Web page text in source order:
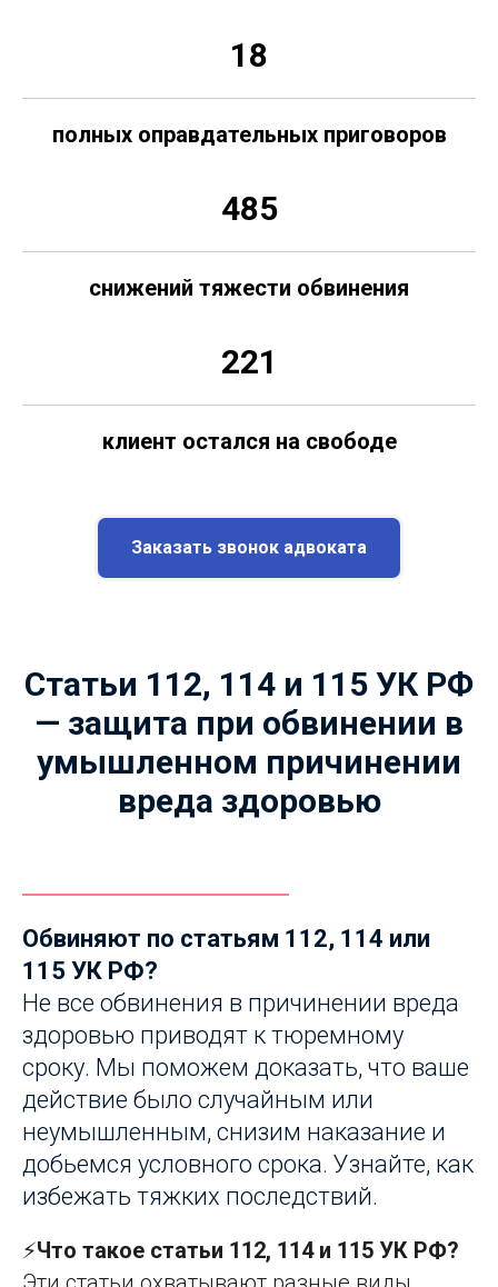
18
полных оправдательных приговоров
485
снижений тяжести обвинения
221
клиент остался на свободе
Заказать звонок адвоката
Статьи 112, 114 и 115 УК РФ
— защита при обвинении в
умышленном причинении
вреда здоровью
Обвиняют по статьям 112, 114 или
115 УК РФ?
Не все обвинения в причинении вреда
здоровью приводят к тюремному
сроку. Мы поможем доказать, что ваше
действие было случайным или
неумышленным, снизим наказание и
добьемся условного срока. Узнайте, как
избежать тяжких последствий.
⚡Что такое статьи 112, 114 и 115 УК РФ?